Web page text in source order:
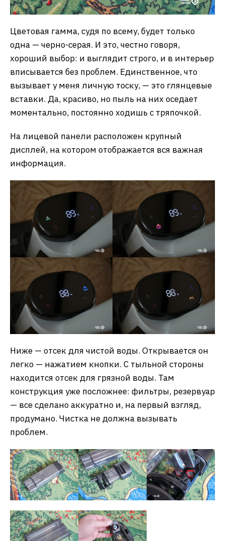
Цветовая гамма, судя по всему, будет только
одна — черно-серая. И это, честно говоря,
хороший выбор: и выглядит строго, и в интерьер
вписывается без проблем. Единственное, что
вызывает у меня личную тоску, — это глянцевые
вставки. Да, красиво, но пыль на них оседает
моментально, постоянно ходишь с тряпочкой.
На лицевой панели расположен крупный
дисплей, на котором отображается вся важная
информация.
Ниже — отсек для чистой воды. Открывается он
легко — нажатием кнопки. С тыльной стороны
находится отсек для грязной воды. Там
конструкция уже посложнее: фильтры, резервуар
— все сделано аккуратно и, на первый взгляд,
продумано. Чистка не должна вызывать
проблем.